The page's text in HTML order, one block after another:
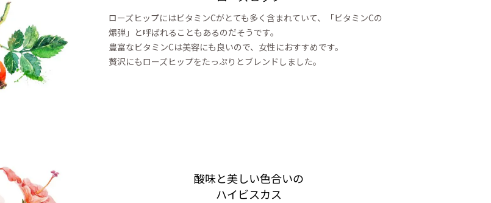
ローズヒップにはビタミンCがとても多く含まれていて、「ビタミンCの
爆弾」と呼ばれることもあるのだそうです。
豊富なビタミンCは美容にも良いので、女性におすすめです。
贅沢にもローズヒップをたっぷりとブレンドしました。
酸味と美しい色合いの
ハイビスカス